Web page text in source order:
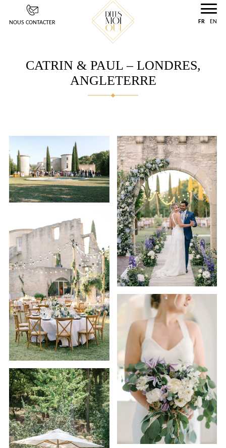
NOUS CONTACTER FR EN
CATRIN & PAUL – LONDRES,
ANGLETERRE
Panneau de gestion des cookies